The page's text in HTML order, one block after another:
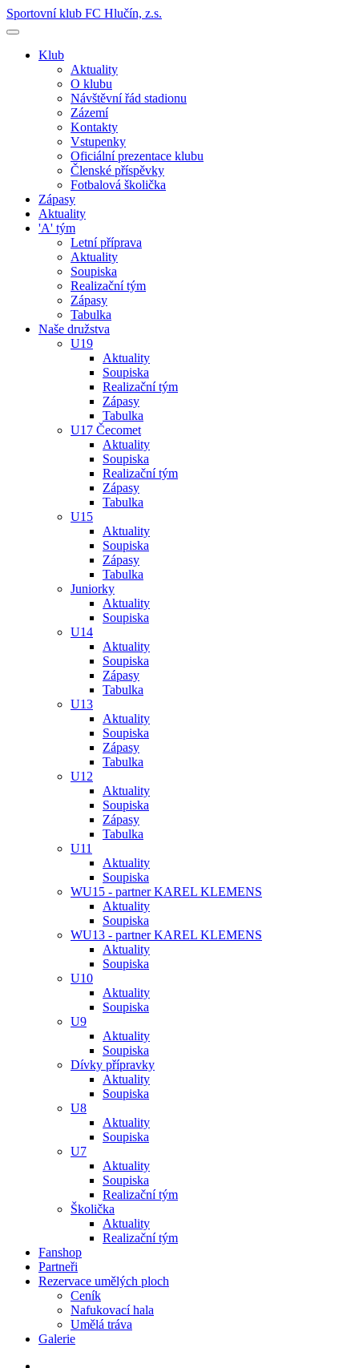
Sportovní klub FC Hlučín, z.s.
Klub
Aktuality
O klubu
Návštěvní řád stadionu
Zázemí
Kontakty
Vstupenky
Oficiální prezentace klubu
Členské příspěvky
Fotbalová školička
Zápasy
Aktuality
'A' tým
Letní příprava
Aktuality
Soupiska
Realizační tým
Zápasy
Tabulka
Naše družstva
U19
Aktuality
Soupiska
Realizační tým
Zápasy
Tabulka
U17 Čecomet
Aktuality
Soupiska
Realizační tým
Zápasy
Tabulka
U15
Aktuality
Soupiska
Zápasy
Tabulka
Juniorky
Aktuality
Soupiska
U14
Aktuality
Soupiska
Zápasy
Tabulka
U13
Aktuality
Soupiska
Zápasy
Tabulka
U12
Aktuality
Soupiska
Zápasy
Tabulka
U11
Aktuality
Soupiska
WU15 - partner KAREL KLEMENS
Aktuality
Soupiska
WU13 - partner KAREL KLEMENS
Aktuality
Soupiska
U10
Aktuality
Soupiska
U9
Aktuality
Soupiska
Dívky přípravky
Aktuality
Soupiska
U8
Aktuality
Soupiska
U7
Aktuality
Soupiska
Realizační tým
Školička
Aktuality
Realizační tým
Fanshop
Partneři
Rezervace umělých ploch
Ceník
Nafukovací hala
Umělá tráva
Galerie